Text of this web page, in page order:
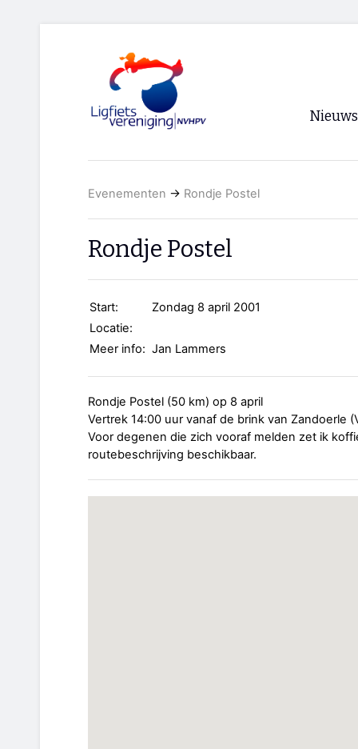
Nieuws
Evenementen → Rondje Postel
Rondje Postel
Start:
Zondag 8 april 2001
Locatie:
Meer info: Jan Lammers
Rondje Postel (50 km) op 8 april
Vertrek 14:00 uur vanaf de brink van Zandoerle
Voor degenen die zich vooraf melden zet ik
routebeschrijving beschikbaar.